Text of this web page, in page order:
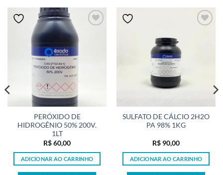
PERÓXIDO DE
HIDROGÊNIO 50% 200V.
1LT
R$60,00
ADICIONAR AO CARRINHO
SULFATO DE CÁLCIO 2H2O
PA 98% 1KG
R$ 90,00
ADICIONAR AO CARRINHO